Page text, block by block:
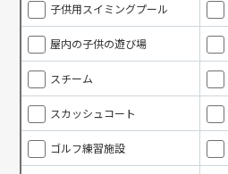
子供用スイミングプール
屋内の子供の遊び場
スチーム
スカッシュコート
ゴルフ練習施設